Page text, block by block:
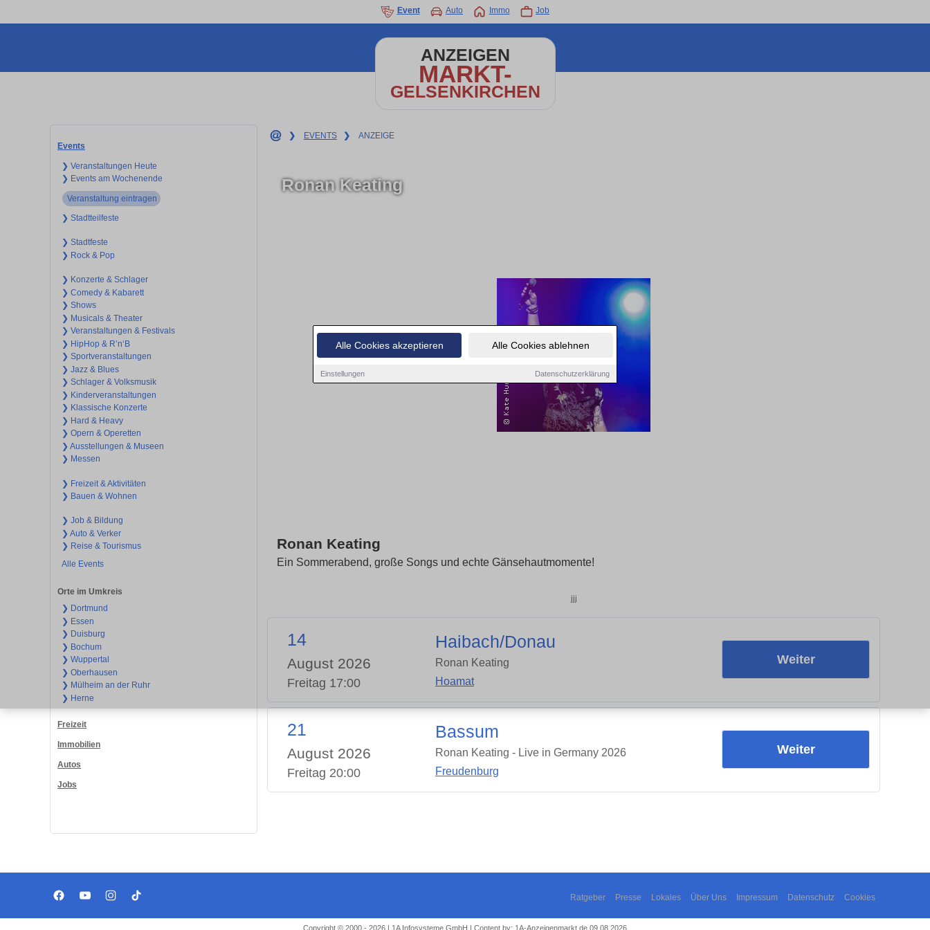
Alle Cookies akzeptieren Alle Cookies ablehnen
Einstellungen Datenschutzerklärung
Event Auto Immo Job
ANZEIGEN
MARKT-
GELSENKIRCHEN
Events
❯ Veranstaltungen Heute
❯ Events am Wochenende
Veranstaltung eintragen
❯ Stadtteilfeste
❯ Stadtfeste
❯ Rock & Pop
❯ Konzerte & Schlager
❯ Comedy & Kabarett
❯ Shows
❯ Musicals & Theater
❯ Veranstaltungen & Festivals
❯ HipHop & R’n‘B
❯ Sportveranstaltungen
❯ Jazz & Blues
❯ Schlager & Volksmusik
❯ Kinderveranstaltungen
❯ Klassische Konzerte
❯ Hard & Heavy
❯ Opern & Operetten
❯ Ausstellungen & Museen
❯ Messen
❯ Freizeit & Aktivitäten
❯ Bauen & Wohnen
❯ Job & Bildung
❯ Auto & Verker
❯ Reise & Tourismus
Alle Events
Orte im Umkreis
❯ Dortmund
❯ Essen
❯ Duisburg
❯ Bochum
❯ Wuppertal
❯ Oberhausen
❯ Mülheim an der Ruhr
❯ Herne
Freizeit
Immobilien
Autos
Jobs
❯ EVENTS ❯ ANZEIGE
Ronan Keating
Ronan Keating
Ein Sommerabend, große Songs und echte Gänsehautmomente!
jjj
14
August 2026
Freitag 17:00
Haibach/Donau
Ronan Keating
Hoamat
Weiter
21
August 2026
Freitag 20:00
Bassum
Ronan Keating - Live in Germany 2026
Freudenburg
Weiter
Ratgeber Presse Lokales Über Uns Impressum Datenschutz Cookies
Copyright © 2000 - 2026 | 1A Infosysteme GmbH | Content by: 1A-Anzeigenmarkt.de 09.08.2026